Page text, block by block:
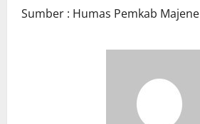
Sumber : Humas Pemkab Majene